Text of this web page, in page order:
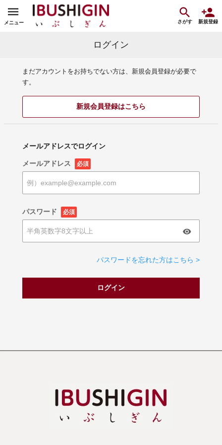
メニュー さがす 新規登録
ログイン
まだアカウントをお持ちでない方は、新規会員登録が必要で
す。
新規会員登録はこちら
メールアドレスでログイン
メールアドレス 必須
パスワード 必須
パスワードを忘れた方はこちら >
ログイン